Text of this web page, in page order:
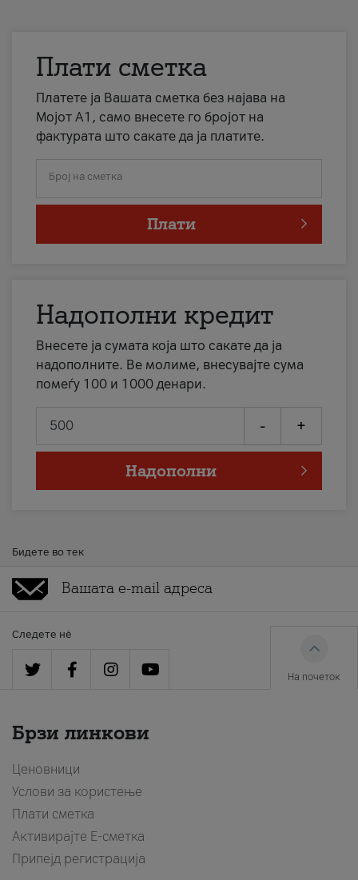
Плати сметка
Платете ја Вашата сметка без најава на
Мојот А1, само внесете го бројот на
фактурата што сакате да ја платите.
Број на сметка
Плати
Надополни кредит
Внесете ја сумата која што сакате да ја
надополните. Ве молиме, внесувајте сума
помеѓу 100 и 1000 денари.
- +
Надополни
Бидете во тек
Следете нè
На почеток
Брзи линкови
Ценовници
Услови за користење
Плати сметка
Активирајте Е-сметка
Припејд регистрација